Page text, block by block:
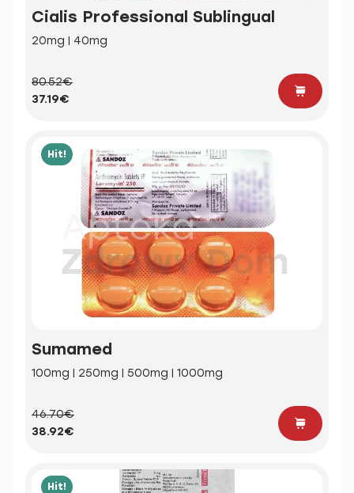
Cialis Professional Sublingual
20mg | 40mg
80.52€
37.19€
Hit!
Sumamed
100mg | 250mg | 500mg | 1000mg
46.70€
38.92€
Hit!